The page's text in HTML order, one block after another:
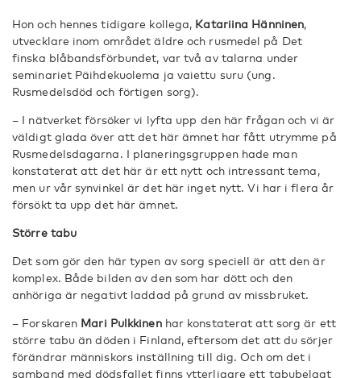
Hon och hennes tidigare kollega, Katariina Hänninen,
utvecklare inom området äldre och rusmedel på Det
finska blåbandsförbundet, var två av talarna under
seminariet Päihdekuolema ja vaiettu suru (ung.
Rusmedelsdöd och förtigen sorg).
– I nätverket försöker vi lyfta upp den här frågan och vi är
väldigt glada över att det här ämnet har fått utrymme på
Rusmedelsdagarna. I planeringsgruppen hade man
konstaterat att det här är ett nytt och intressant tema,
men ur vår synvinkel är det här inget nytt. Vi har i flera år
försökt ta upp det här ämnet.
Större tabu
Det som gör den här typen av sorg speciell är att den är
komplex. Både bilden av den som har dött och den
anhöriga är negativt laddad på grund av missbruket.
– Forskaren Mari Pulkkinen har konstaterat att sorg är ett
större tabu än döden i Finland, eftersom det att du sörjer
förändrar människors inställning till dig. Och om det i
samband med dödsfallet finns ytterligare ett tabubelagt